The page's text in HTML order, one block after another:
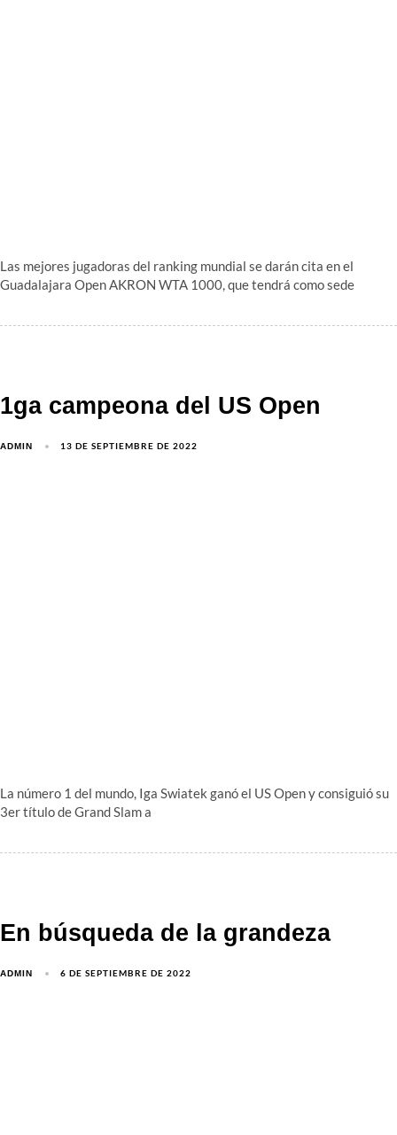
Las mejores jugadoras del ranking mundial se darán cita en el
Guadalajara Open AKRON WTA 1000, que tendrá como sede
1ga campeona del US Open
ADMIN 13 DE SEPTIEMBRE DE 2022
La número 1 del mundo, Iga Swiatek ganó el US Open y consiguió su
3er título de Grand Slam a
En búsqueda de la grandeza
ADMIN 6 DE SEPTIEMBRE DE 2022